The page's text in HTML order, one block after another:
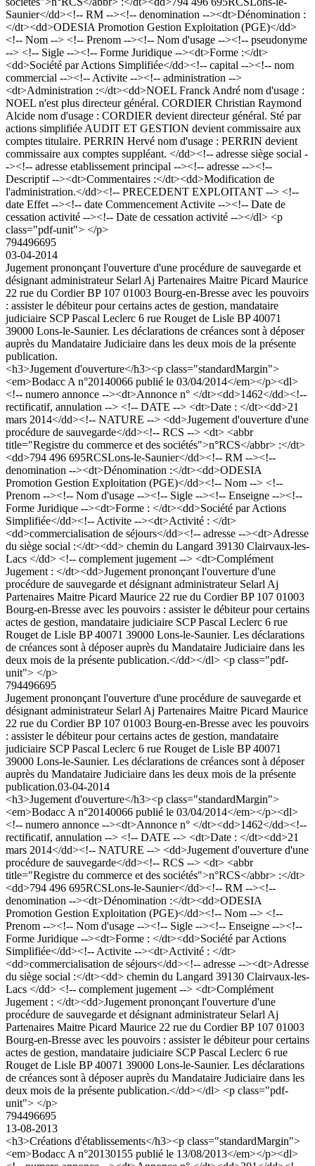
Saunier</dd><!-- RM --><!-- denomination --><dt>Dénomination :
</dt><dd>ODESIA Promotion Gestion Exploitation (PGE)</dd>
<!-- Nom --> <!-- Prenom --><!-- Nom d'usage --><!-- pseudonyme
--> <!-- Sigle --><!-- Forme Juridique --><dt>Forme :</dt>
<dd>Société par Actions Simplifiée</dd><!-- capital --><!-- nom
commercial --><!-- Activite --><!-- administration -->
<dt>Administration :</dt><dd>NOEL Franck André nom d'usage :
NOEL n'est plus directeur général. CORDIER Christian Raymond
Alcide nom d'usage : CORDIER devient directeur général. Sté par
actions simplifiée AUDIT ET GESTION devient commissaire aux
comptes titulaire. PERRIN Hervé nom d'usage : PERRIN devient
commissaire aux comptes suppléant. </dd><!-- adresse siège social -
-><!-- adresse etablissement principal --><!-- adresse --><!--
Descriptif --><dt>Commentaires :</dt><dd>Modification de
l'administration.</dd><!-- PRECEDENT EXPLOITANT --> <!--
date Effet --><!-- date Commencement Activite --><!-- Date de
cessation activité --><!-- Date de cessation activité --></dl> <p
class="pdf-unit"> </p>
794496695
03-04-2014
Jugement prononçant l'ouverture d'une procédure de sauvegarde et
désignant administrateur Selarl Aj Partenaires Maitre Picard Maurice
22 rue du Cordier BP 107 01003 Bourg-en-Bresse avec les pouvoirs
: assister le débiteur pour certains actes de gestion, mandataire
judiciaire SCP Pascal Leclerc 6 rue Rouget de Lisle BP 40071
39000 Lons-le-Saunier. Les déclarations de créances sont à déposer
auprès du Mandataire Judiciaire dans les deux mois de la présente
publication.
<h3>Jugement d'ouverture</h3><p class="standardMargin">
<em>Bodacc A n°20140066 publié le 03/04/2014</em></p><dl>
<!-- numero annonce --><dt>Annonce n° </dt><dd>1462</dd><!--
rectificatif, annulation --> <!-- DATE --> <dt>Date : </dt><dd>21
mars 2014</dd><!-- NATURE --> <dd>Jugement d'ouverture d'une
procédure de sauvegarde</dd><!-- RCS --> <dt> <abbr
title="Registre du commerce et des sociétés">n°RCS</abbr> :</dt>
<dd>794 496 695RCSLons-le-Saunier</dd><!-- RM --><!--
denomination --><dt>Dénomination :</dt><dd>ODESIA
Promotion Gestion Exploitation (PGE)</dd><!-- Nom --> <!--
Prenom --><!-- Nom d'usage --><!-- Sigle --><!-- Enseigne --><!--
Forme Juridique --><dt>Forme : </dt><dd>Société par Actions
Simplifiée</dd><!-- Activite --><dt>Activité : </dt>
<dd>commercialisation de séjours</dd><!-- adresse --><dt>Adresse
du siège social :</dt><dd> chemin du Langard 39130 Clairvaux-les-
Lacs </dd> <!-- complement jugement --> <dt>Complément
Jugement : </dt><dd>Jugement prononçant l'ouverture d'une
procédure de sauvegarde et désignant administrateur Selarl Aj
Partenaires Maitre Picard Maurice 22 rue du Cordier BP 107 01003
Bourg-en-Bresse avec les pouvoirs : assister le débiteur pour certains
actes de gestion, mandataire judiciaire SCP Pascal Leclerc 6 rue
Rouget de Lisle BP 40071 39000 Lons-le-Saunier. Les déclarations
de créances sont à déposer auprès du Mandataire Judiciaire dans les
deux mois de la présente publication.</dd></dl> <p class="pdf-
unit"> </p>
794496695
Jugement prononçant l'ouverture d'une procédure de sauvegarde et
désignant administrateur Selarl Aj Partenaires Maitre Picard Maurice
22 rue du Cordier BP 107 01003 Bourg-en-Bresse avec les pouvoirs
: assister le débiteur pour certains actes de gestion, mandataire
judiciaire SCP Pascal Leclerc 6 rue Rouget de Lisle BP 40071
39000 Lons-le-Saunier. Les déclarations de créances sont à déposer
auprès du Mandataire Judiciaire dans les deux mois de la présente
publication.03-04-2014
<h3>Jugement d'ouverture</h3><p class="standardMargin">
<em>Bodacc A n°20140066 publié le 03/04/2014</em></p><dl>
<!-- numero annonce --><dt>Annonce n° </dt><dd>1462</dd><!--
rectificatif, annulation --> <!-- DATE --> <dt>Date : </dt><dd>21
mars 2014</dd><!-- NATURE --> <dd>Jugement d'ouverture d'une
procédure de sauvegarde</dd><!-- RCS --> <dt> <abbr
title="Registre du commerce et des sociétés">n°RCS</abbr> :</dt>
<dd>794 496 695RCSLons-le-Saunier</dd><!-- RM --><!--
denomination --><dt>Dénomination :</dt><dd>ODESIA
Promotion Gestion Exploitation (PGE)</dd><!-- Nom --> <!--
Prenom --><!-- Nom d'usage --><!-- Sigle --><!-- Enseigne --><!--
Forme Juridique --><dt>Forme : </dt><dd>Société par Actions
Simplifiée</dd><!-- Activite --><dt>Activité : </dt>
<dd>commercialisation de séjours</dd><!-- adresse --><dt>Adresse
du siège social :</dt><dd> chemin du Langard 39130 Clairvaux-les-
Lacs </dd> <!-- complement jugement --> <dt>Complément
Jugement : </dt><dd>Jugement prononçant l'ouverture d'une
procédure de sauvegarde et désignant administrateur Selarl Aj
Partenaires Maitre Picard Maurice 22 rue du Cordier BP 107 01003
Bourg-en-Bresse avec les pouvoirs : assister le débiteur pour certains
actes de gestion, mandataire judiciaire SCP Pascal Leclerc 6 rue
Rouget de Lisle BP 40071 39000 Lons-le-Saunier. Les déclarations
de créances sont à déposer auprès du Mandataire Judiciaire dans les
deux mois de la présente publication.</dd></dl> <p class="pdf-
unit"> </p>
794496695
13-08-2013
<h3>Créations d'établissements</h3><p class="standardMargin">
<em>Bodacc A n°20130155 publié le 13/08/2013</em></p><dl>